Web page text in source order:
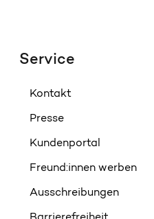
Service
Kontakt
Presse
Kundenportal
Freund:innen werben
Ausschreibungen